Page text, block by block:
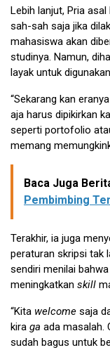
Lebih lanjut, Pria
sah-sah saja jika
mahasiswa akan
studinya. Namun,
layak untuk
“Sekarang kan
aja harus dipikirkan
seperti portofolio
memang
Baca Juga
Pembimbing
Terakhir, ia juga
peraturan skripsi tak
sendiri menilai
meningkatkan skill
“Kita welcome saja
kira ga ada masalah.
sudah bagus untuk